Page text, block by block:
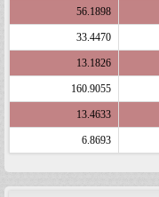
56.1898
33.4470
13.1826
160.9055
13.4633
6.8693